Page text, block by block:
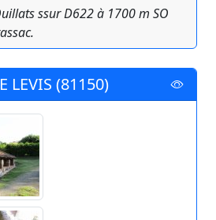
ssur D622 à 1700 m SO
LEVIS (81150)